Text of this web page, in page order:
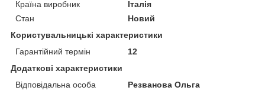
Країна виробник
Італія
Стан
Новий
Користувальницькі характеристики
Гарантійний термін
12
Додаткові характеристики
Відповідальна особа
Резванова Ольга